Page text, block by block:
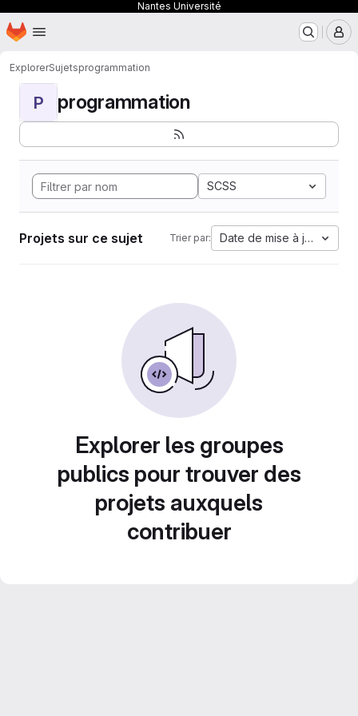
Nantes Université
Passer au contenu principal
Page d'accueil
ExplorerSujetsprogrammation
P programmation
SCSS
Projets sur ce sujet Trier par: Date de mise à jour
Explorer les groupes
publics pour trouver des
projets auxquels
contribuer